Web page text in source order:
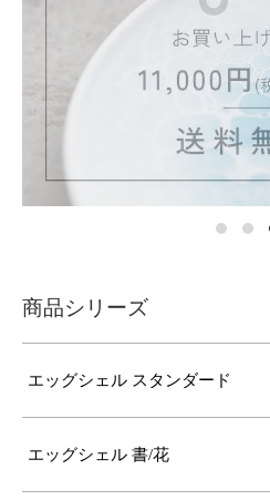
商品シリーズ
エッグシェル スタンダード
エッグシェル 書/花